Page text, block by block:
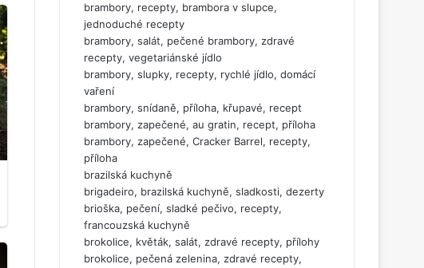
brambory, recepty, brambora v slupce,
jednoduché recepty
brambory, salát, pečené brambory, zdravé
recepty, vegetariánské jídlo
brambory, slupky, recepty, rychlé jídlo, domácí
vaření
brambory, snídaně, příloha, křupavé, recept
brambory, zapečené, au gratin, recept, příloha
brambory, zapečené, Cracker Barrel, recepty,
příloha
brazilská kuchyně
brigadeiro, brazilská kuchyně, sladkosti, dezerty
brioška, pečení, sladké pečivo, recepty,
francouzská kuchyně
brokolice, květák, salát, zdravé recepty, přílohy
brokolice, pečená zelenina, zdravé recepty,